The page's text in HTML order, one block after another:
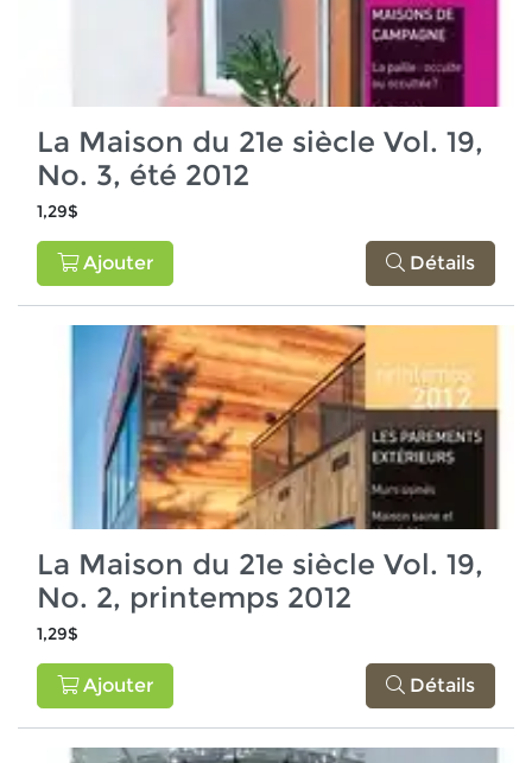
La Maison du 21e siècle Vol. 19,
No. 3, été 2012
1,29$
Ajouter Détails
La Maison du 21e siècle Vol. 19,
No. 2, printemps 2012
1,29$
Ajouter Détails